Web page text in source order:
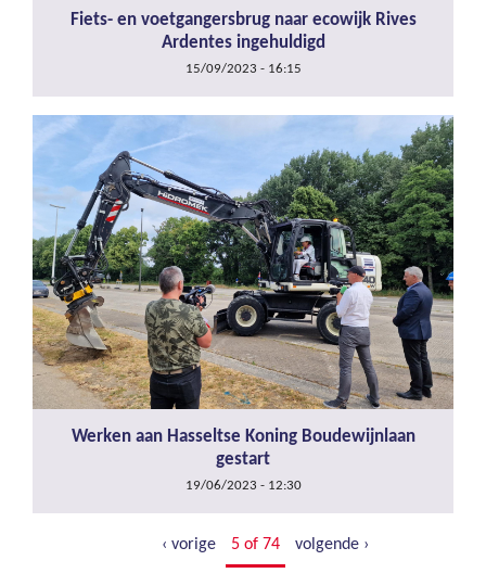
Fiets- en voetgangersbrug naar ecowijk Rives
Ardentes ingehuldigd
15/09/2023 - 16:15
Werken aan Hasseltse Koning Boudewijnlaan
gestart
19/06/2023 - 12:30
‹ vorige 5 of 74 volgende ›